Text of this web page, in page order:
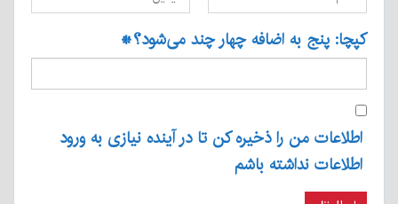
کپچا: پنج به اضافه چهار چند می‌شود؟*
اطلاعات من را ذخیره کن تا در آینده نیازی به ورود
اطلاعات نداشته باشم